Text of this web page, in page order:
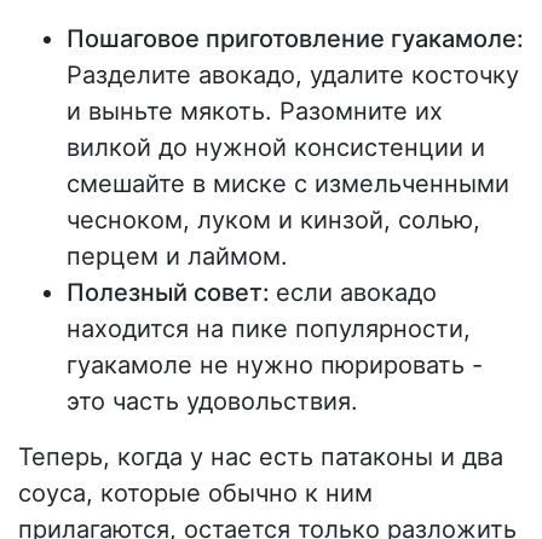
Пошаговое приготовление гуакамоле:
Разделите авокадо, удалите косточку
и выньте мякоть. Разомните их
вилкой до нужной консистенции и
смешайте в миске с измельченными
чесноком, луком и кинзой, солью,
перцем и лаймом.
Полезный совет: если авокадо
находится на пике популярности,
гуакамоле не нужно пюрировать -
это часть удовольствия.
Теперь, когда у нас есть патаконы и два
соуса, которые обычно к ним
прилагаются, остается только разложить